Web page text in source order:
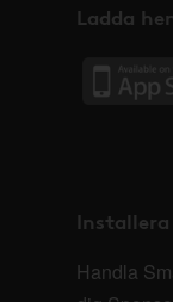
Ladda
Handla